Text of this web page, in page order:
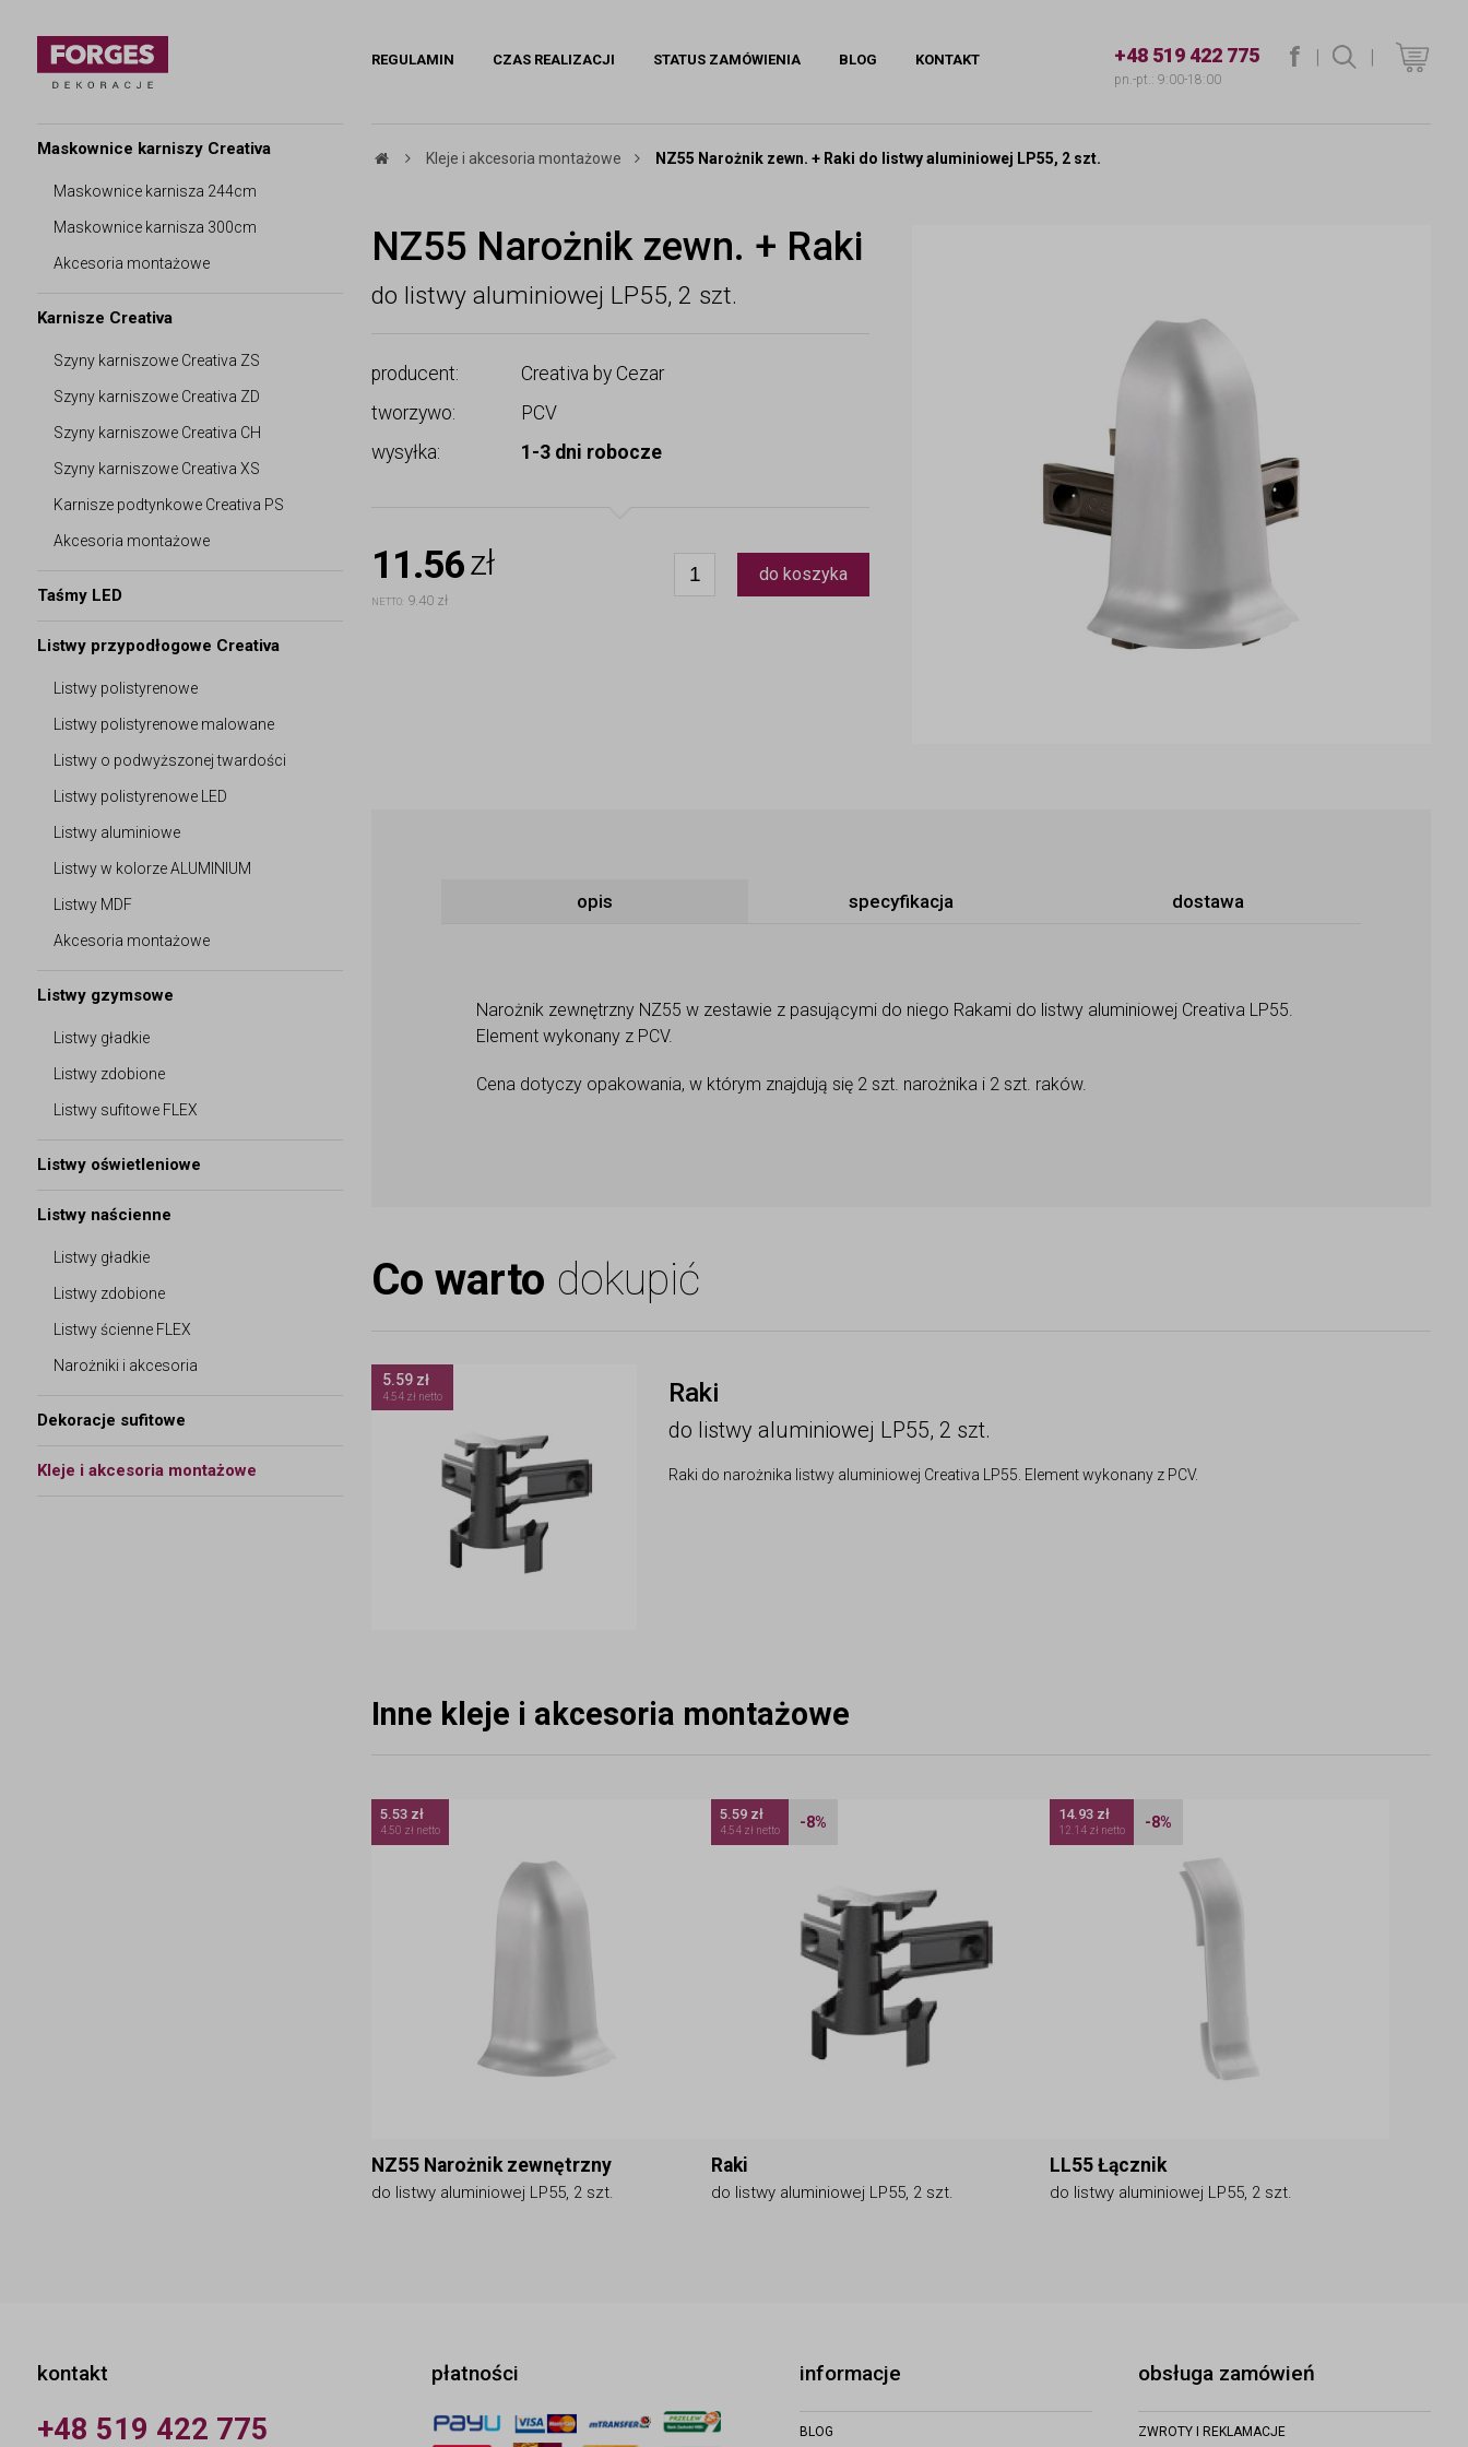
REGULAMIN CZAS REALIZACJI STATUS ZAMÓWIENIA BLOG KONTAKT f | szukaj
|
+48 519 422 775
pn.-pt.: 9:00-18:00
Maskownice karniszy Creativa
Maskownice karnisza 244cm
Maskownice karnisza 300cm
Akcesoria montażowe
Karnisze Creativa
Szyny karniszowe Creativa ZS
Szyny karniszowe Creativa ZD
Szyny karniszowe Creativa CH
Szyny karniszowe Creativa XS
Karnisze podtynkowe Creativa PS
Akcesoria montażowe
Taśmy LED
Listwy przypodłogowe Creativa
Listwy polistyrenowe
Listwy polistyrenowe malowane
Listwy o podwyższonej twardości
Listwy polistyrenowe LED
Listwy aluminiowe
Listwy w kolorze ALUMINIUM
Listwy MDF
Akcesoria montażowe
Listwy gzymsowe
Listwy gładkie
Listwy zdobione
Listwy sufitowe FLEX
Listwy oświetleniowe
Listwy naścienne
Listwy gładkie
Listwy zdobione
Listwy ścienne FLEX
Narożniki i akcesoria
Dekoracje sufitowe
Kleje i akcesoria montażowe
Kleje i akcesoria montażowe NZ55 Narożnik zewn. + Raki do listwy aluminiowej LP55, 2 szt.
do listwy aluminiowej LP55, 2 szt.
NZ55 Narożnik zewn. + Raki
producent:
Creativa by Cezar
tworzywo:
PCV
wysyłka:
1-3 dni robocze
11.56zł
NETTO: 9.40 zł
do koszyka
opis specyfikacja dostawa
Narożnik zewnętrzny NZ55 w zestawie z pasującymi do niego Rakami do listwy aluminiowej Creativa LP55.
Element wykonany z PCV.
Cena dotyczy opakowania, w którym znajdują się 2 szt. narożnika i 2 szt. raków.
Co warto dokupić
Raki
do listwy aluminiowej LP55, 2 szt.
5.59 zł
4.54 zł netto
Raki do narożnika listwy aluminiowej Creativa LP55. Element wykonany z PCV.
Inne kleje i akcesoria montażowe
NZ55 Narożnik zewnętrzny
do listwy aluminiowej LP55, 2 szt.
5.53 zł
4.50 zł netto
Raki
do listwy aluminiowej LP55, 2 szt.
5.59 zł
4.54 zł netto -8%
LL55 Łącznik
do listwy aluminiowej LP55, 2 szt.
14.93 zł
12.14 zł netto -8%
kontakt
+48 519 422 775
płatności informacje
BLOG
obsługa zamówień
ZWROTY I REKLAMACJE